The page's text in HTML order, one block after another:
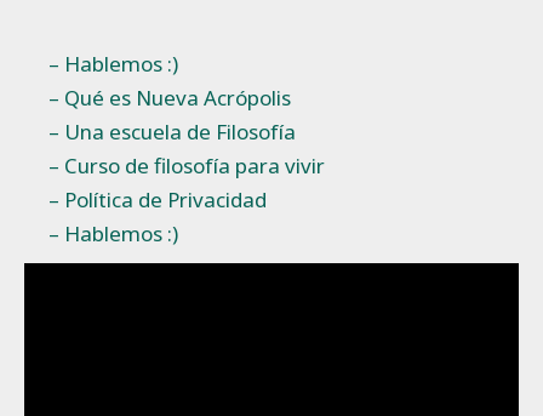
– Hablemos :)
– Qué es Nueva Acrópolis
– Una escuela de Filosofía
– Curso de filosofía para vivir
– Política de Privacidad
– Hablemos :)